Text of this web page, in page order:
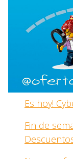
Es hoy!
Fin de